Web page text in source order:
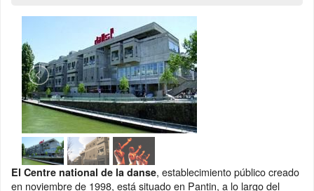
El Centre national de la danse, establecimiento público creado
en noviembre de 1998, está situado en Pantin, a lo largo del